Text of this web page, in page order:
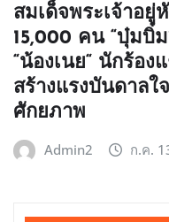
สมเด็จพระเจ้าอยู่
15,000 คน “บุ๋มบิ๋
“น้องเนย“ นักร้อ
สร้างแรงบันดาลใ
ศักยภาพ
Admin2 ก.ค.